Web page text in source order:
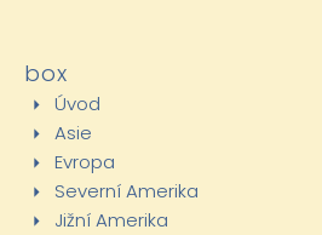
box
Úvod
Asie
Evropa
Severní Amerika
Jižní Amerika